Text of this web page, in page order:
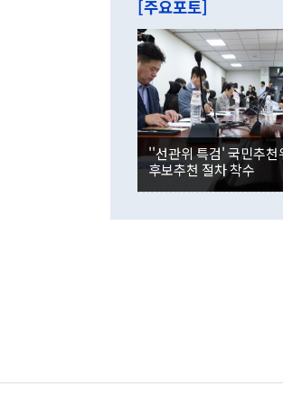
[주요포토]
''선관위 특검' 국민추
후보추천 절차 착수